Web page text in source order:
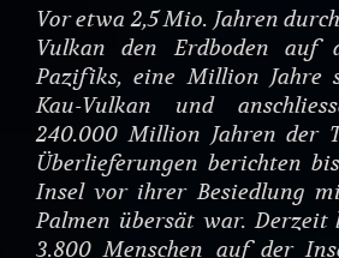
Vor etwa 2,5 Mio. Jahren
Vulkan den Erdboden auf
Pazifiks, eine Million Jahre
Kau-Vulkan und
240.000 Million Jahren der
Überlieferungen berichten
Insel vor ihrer Besiedlung
Palmen übersät war. Derzeit
3.800 Menschen auf der